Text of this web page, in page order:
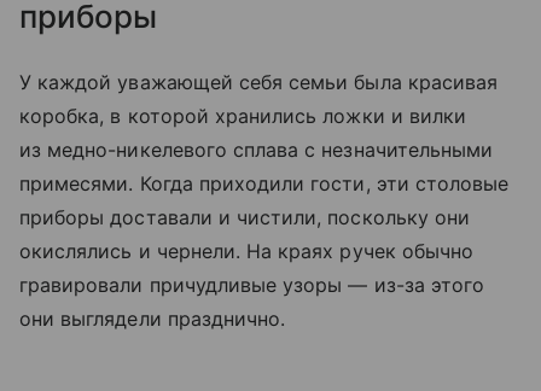
приборы
У каждой уважающей себя семьи была красивая
коробка, в которой хранились ложки и вилки
из медно-никелевого сплава с незначительными
примесями. Когда приходили гости, эти столовые
приборы доставали и чистили, поскольку они
окислялись и чернели. На краях ручек обычно
гравировали причудливые узоры — из-за этого
они выглядели празднично.